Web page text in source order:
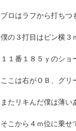
プロはラフから打ちつ
僕の３打目はピン横３
１１番１８５ｙのショ
ここは右がＯＢ、グリ
またリキんだ僕は薄い
そこから４ｍ位に乗せ